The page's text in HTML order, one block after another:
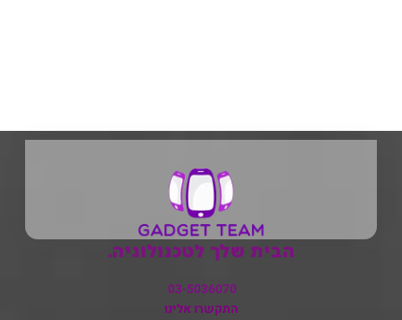
הבית שלך לטכנולוגיה.
03-5036070
התקשרו אלינו